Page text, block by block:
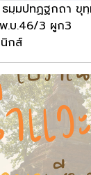
มฺมปทฏฐกถา ขุ
.บ.46/3 ผูก3
กส์